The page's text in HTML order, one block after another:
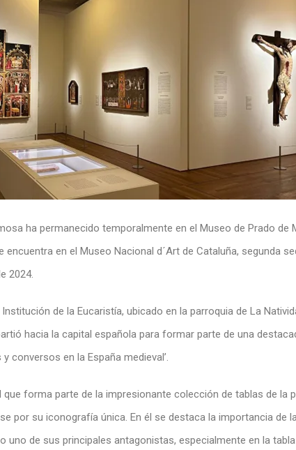
ha permanecido temporalmente en el Museo de Prado de
en el Museo Nacional d´Art de Cataluña, segunda
2024.
de la Eucaristía, ubicado en la parroquia de La
hacia la capital española para formar parte de una
conversos en la España medieval’.
forma parte de la impresionante colección de tablas de la
por su iconografía única. En él se destaca la importancia de
uno de sus principales antagonistas, especialmente en la